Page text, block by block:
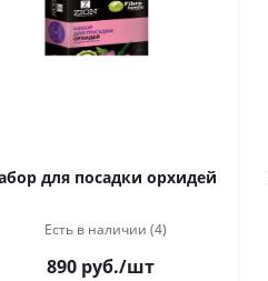
для посадки орхидей
Есть в наличии (4)
890 руб./шт